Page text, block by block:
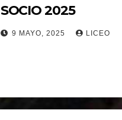
SOCIO 2025
9 MAYO, 2025 LICEO